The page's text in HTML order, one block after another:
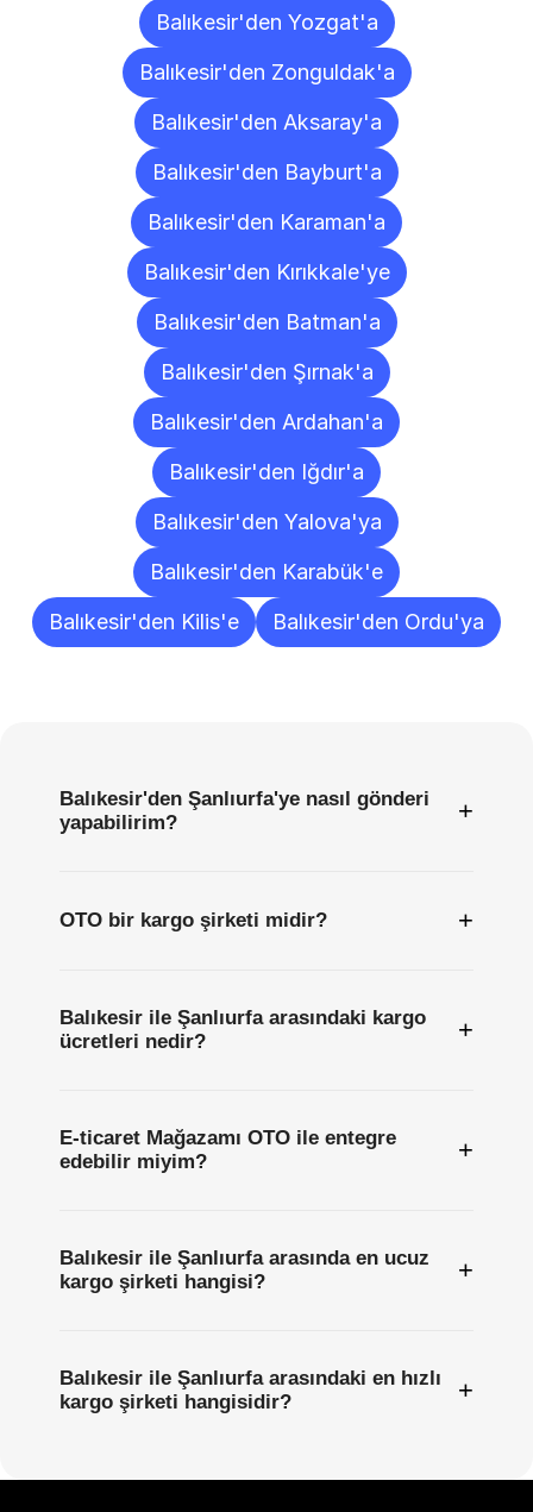
Balıkesir'den Yozgat'a
Balıkesir'den Zonguldak'a
Balıkesir'den Aksaray'a
Balıkesir'den Bayburt'a
Balıkesir'den Karaman'a
Balıkesir'den Kırıkkale'ye
Balıkesir'den Batman'a
Balıkesir'den Şırnak'a
Balıkesir'den Ardahan'a
Balıkesir'den Iğdır'a
Balıkesir'den Yalova'ya
Balıkesir'den Karabük'e
Balıkesir'den Kilis'e
Balıkesir'den Ordu'ya
Balıkesir'den Şanlıurfa'ye nasıl gönderi
yapabilirim?
+
OTO bir kargo şirketi midir? +
Balıkesir ile Şanlıurfa arasındaki kargo
ücretleri nedir?
+
E-ticaret Mağazamı OTO ile entegre
edebilir miyim?
+
Balıkesir ile Şanlıurfa arasında en ucuz
kargo şirketi hangisi?
+
Balıkesir ile Şanlıurfa arasındaki en hızlı
kargo şirketi hangisidir?
+